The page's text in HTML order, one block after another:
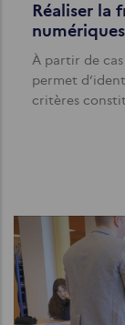
Réaliser la
À partir de
permet
critères